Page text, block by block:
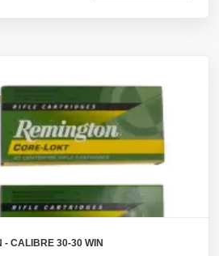
- CALIBRE 30-30 WIN